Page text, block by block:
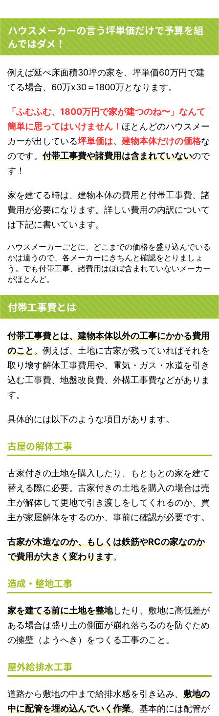
ハウスメーカーの言う坪単価だけで予算を組
んではダメ！
例えば延べ床面積30坪の家を、坪単価60万円で建
てる場合、 60万x30＝ 1800万となります。
「ふむふむ、 1800万円で家が建つのね〜」 なんて
簡単に思ってはいけません！ ほとんどのハウスメー
カーが出している坪単価は、建物本体だけの価格な
のです。付帯工事費や諸費用は含まれていないので
す！
家を建てる時は、建物本体の費用と付帯工事費、諸
費用が必要になります。詳しい費用の内訳について
は下記に書いています。
ハウスメーカーごとに、どこまでの価格を盛り込んでいる
かは違うので、各メーカーにきちんと確認をとりましょ
う。でも付帯工事、諸費用はほぼ含まれていないメーカー
がほとんど。
付帯工事費とは
付帯工事費とは、建物本体以外の工事にかかる費用
のこと。例えば、土地に古家が残っていればそれを
取り壊す解体工事費用や、電気・ガス・水道を引き
込む工事費、地盤改良費、外構工事費などがありま
す。
具体的には以下のような項目があります。
古屋の解体工事
古家付きの土地を購入したり、もともとの家を建て
替える際に必要。古家付きの土地を購入の場合は売
主が解体して更地で引き渡しをしてくれるのか、買
主が家屋解体をするのか、事前に確認が必要です。
古家が木造なのか、もしくは鉄筋やRCの家なのか
で費用が大きく変わります。
造成・整地工事
家を建てる前に土地を整地したり、敷地に高低差が
ある場合は盛り土の側面が崩れ落ちるのを防ぐため
の擁壁（ようへき）をつくる工事のこと。
屋外給排水工事
道路から敷地の中まで給排水感を引き込み、 敷地の
中に配管を埋め込んでいく作業。基本的には配管が